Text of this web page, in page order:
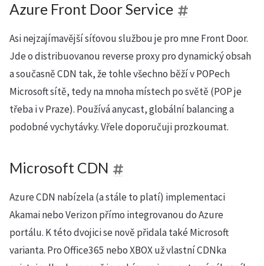
Azure Front Door Service
Asi nejzajímavější síťovou službou je pro mne Front Door.
Jde o distribuovanou reverse proxy pro dynamický obsah
a současně CDN tak, že tohle všechno běží v POPech
Microsoft sítě, tedy na mnoha místech po světě (POP je
třeba i v Praze). Používá anycast, globální balancing a
podobné vychytávky. Vřele doporučuji prozkoumat.
Microsoft CDN
Azure CDN nabízela (a stále to platí) implementaci
Akamai nebo Verizon přímo integrovanou do Azure
portálu. K této dvojici se nově přidala také Microsoft
varianta. Pro Office365 nebo XBOX už vlastní CDNka